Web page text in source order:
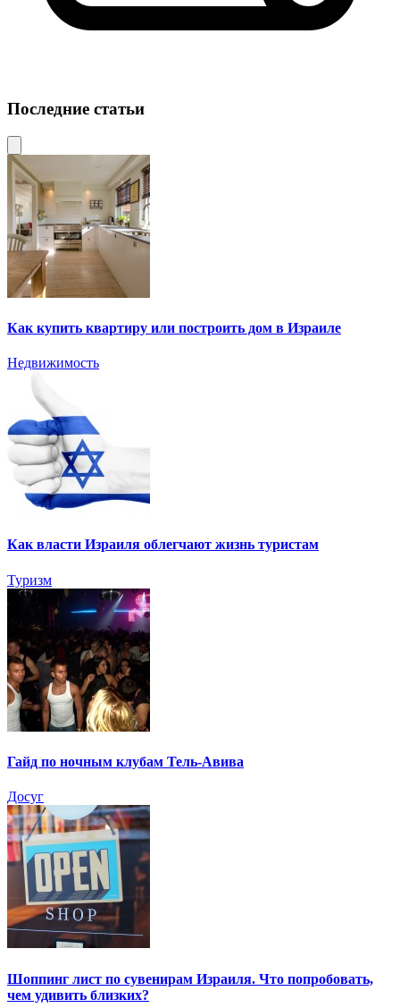
Последние статьи
Как купить квартиру или построить дом в Израиле
Недвижимость
Как власти Израиля облегчают жизнь туристам
Туризм
Гайд по ночным клубам Тель-Авива
Досуг
Шоппинг лист по сувенирам Израиля. Что попробовать,
чем удивить близких?